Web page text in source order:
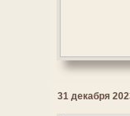
31 декабря